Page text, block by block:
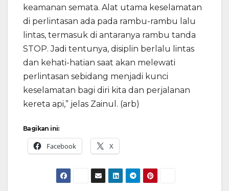
keamanan semata. Alat utama keselamatan
di perlintasan ada pada rambu-rambu lalu
lintas, termasuk di antaranya rambu tanda
STOP. Jadi tentunya, disiplin berlalu lintas
dan kehati-hatian saat akan melewati
perlintasan sebidang menjadi kunci
keselamatan bagi diri kita dan perjalanan
kereta api,” jelas Zainul. (arb)
Bagikan ini:
Facebook X